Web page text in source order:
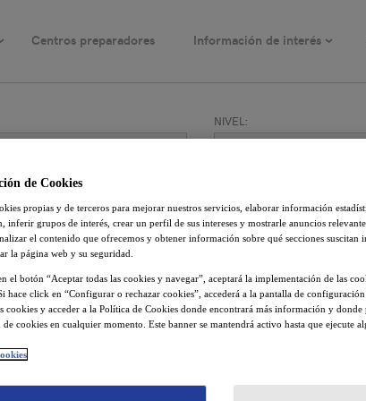
Intermedio Avanzado
Centros preparadores Información de interés
Convocatorias Resultados
Contacta para + info Fechas y precios
NIVEL:
-6 resultado(s)
de Cookies
propias y de terceros para mejorar nuestros servicios, elaborar información
inferir grupos de interés, crear un perfil de sus intereses y mostrarle anuncios
el contenido que ofrecemos y obtener información sobre qué secciones suscitan
la página web y su seguridad.
el botón “Aceptar todas las cookies y navegar”, aceptará la implementación de las
hace click en “Configurar o rechazar cookies”, accederá a la pantalla de
cookies y acceder a la Política de Cookies donde encontrará más información y donde
cookies en cualquier momento. Este banner se mantendrá activo hasta que ejecute